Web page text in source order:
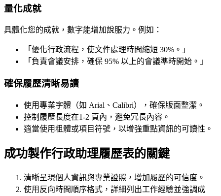
量化成就
具體化您的成就，數字能增加說服力。例如：
「優化行政流程，使文件處理時間縮短 30%。」
「負責會議安排，確保 95% 以上的會議準時開始。」
確保履歷清晰易讀
使用專業字體（如 Arial、Calibri），確保版面整潔。
控制履歷長度在1-2 頁內，避免冗長內容。
適當使用粗體或項目符號，以增強重點資訊的可讀性。
成功製作行政助理履歷表的關鍵
清晰呈現個人資訊與專業證照，增加履歷的可信度。
使用反向時間順序格式，詳細列出工作經驗並強調成